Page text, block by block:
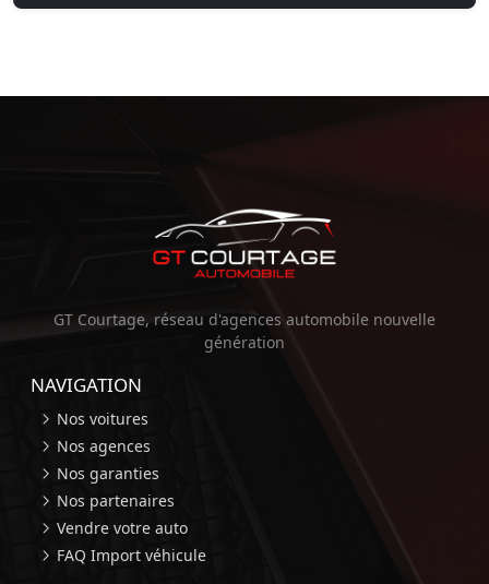
GT Courtage, réseau d'agences automobile nouvelle
génération
NAVIGATION
Nos voitures
Nos agences
Nos garanties
Nos partenaires
Vendre votre auto
FAQ Import véhicule